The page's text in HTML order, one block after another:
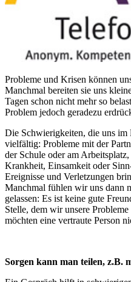
Probleme und Krisen können
Manchmal bereiten sie uns
Tagen schon nicht mehr so
Problem jedoch geradezu
Die Schwierigkeiten, die uns im
vielfältig: Probleme mit der
der Schule oder am
Krankheit, Einsamkeit oder
Ereignisse und Verletzungen
Manchmal fühlen wir uns dann
gelassen: Es ist keine gute
Stelle, dem wir unsere
möchten eine vertraute Person
Sorgen kann man teilen, z.B.